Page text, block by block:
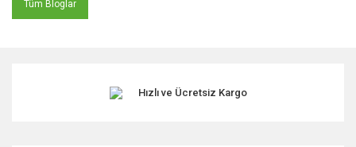
Tüm Bloglar
Hızlı ve Ücretsiz Kargo